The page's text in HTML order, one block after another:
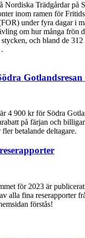
Nordiska Trädgårdar på
inom ramen för
under fyra dagar i
om hur många frön
och bland de
4 900 kr för Södra
på färjan och
betalande deltagare.
för 2023 är
alla fina reserapporter
förstås!